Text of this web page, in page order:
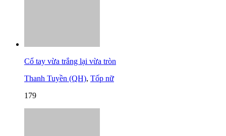
Cổ tay vừa trắng lại vừa tròn
Thanh Tuyền (QH), Tốp nữ
179